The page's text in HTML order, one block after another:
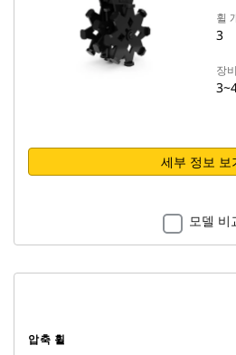
휠
3
장
세부 정보 보
모델 비
압축 휠